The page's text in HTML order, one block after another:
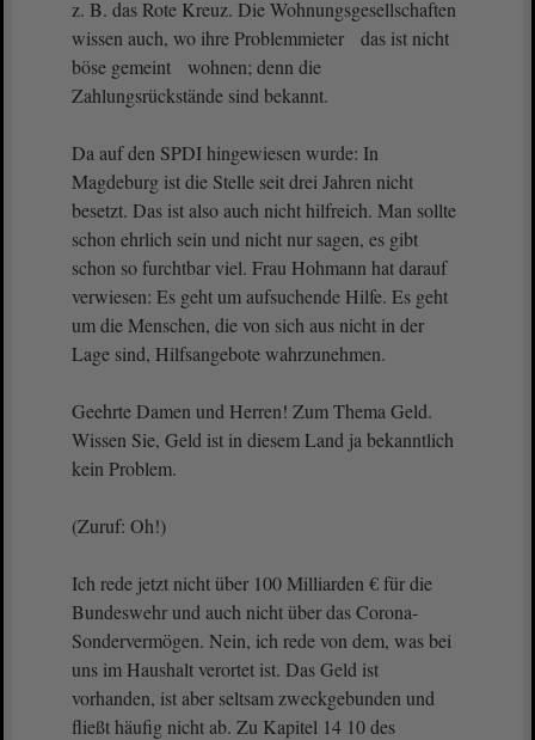
z. B. das Rote Kreuz. Die Wohnungsgesellschaften
wissen auch, wo ihre Problemmieter das ist nicht
böse gemeint wohnen; denn die
Zahlungsrückstände sind bekannt.
Da auf den SPDI hingewiesen wurde: In
Magdeburg ist die Stelle seit drei Jahren nicht
besetzt. Das ist also auch nicht hilfreich. Man sollte
schon ehrlich sein und nicht nur sagen, es gibt
schon so furchtbar viel. Frau Hohmann hat darauf
verwiesen: Es geht um aufsuchende Hilfe. Es geht
um die Menschen, die von sich aus nicht in der
Lage sind, Hilfsangebote wahrzunehmen.
Geehrte Damen und Herren! Zum Thema Geld.
Wissen Sie, Geld ist in diesem Land ja bekanntlich
kein Problem.
(Zuruf: Oh!)
Ich rede jetzt nicht über 100 Milliarden € für die
Bundeswehr und auch nicht über das Corona-
Sondervermögen. Nein, ich rede von dem, was bei
uns im Haushalt verortet ist. Das Geld ist
vorhanden, ist aber seltsam zweckgebunden und
fließt häufig nicht ab. Zu Kapitel 14 10 des